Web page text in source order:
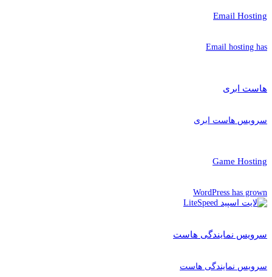
Email Hosting
Email hosting has
هاست ابری
سرویس هاست ابری
Game Hosting
WordPress has grown
سرویس نمایندگی هاست
سرویس نمایندگی هاست